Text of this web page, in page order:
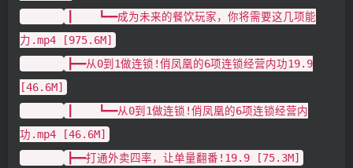
┃ ┗━━成为未来的餐饮玩家，你将需要这几项能
力.mp4 [975.6M]
┣━━从0到1做连锁!俏凤凰的6项连锁经营内功19.9
[46.6M]
┃ ┗━━从0到1做连锁!俏凤凰的6项连锁经营内
功.mp4 [46.6M]
┣━━打通外卖四率，让单量翻番!19.9 [75.3M]